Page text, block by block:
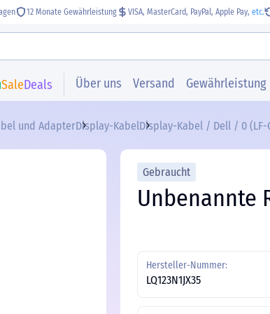
12 Monate Gewährleistung VISA, MasterCard, PayPal, Apple Pay, etc.
SaleDeals Über uns Versand Gewährleistung
und AdapterDisplay-KabelDisplay-Kabel / Dell / 0 (LF-
Gebraucht
Unbenannte
Hersteller-Nummer:
LQ123N1JX35